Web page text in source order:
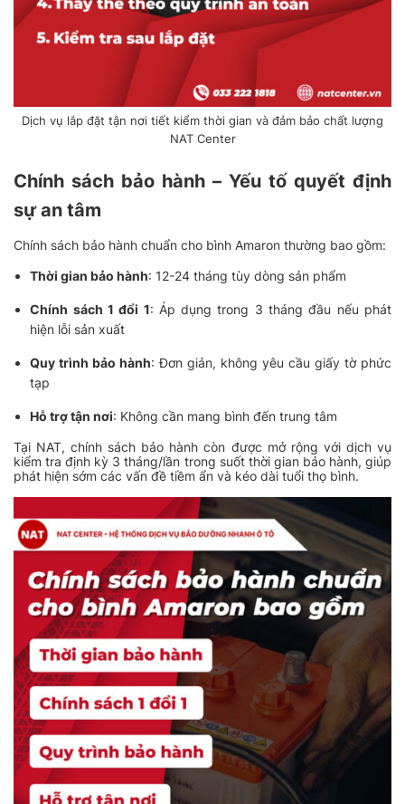
Dịch vụ lắp đặt tận nơi tiết kiểm thời gian và đảm bảo chất lượng
NAT Center
Chính sách bảo hành – Yếu tố quyết định
sự an tâm
Chính sách bảo hành chuẩn cho bình Amaron thường bao gồm:
Thời gian bảo hành: 12-24 tháng tùy dòng sản phẩm
Chính sách 1 đổi 1: Áp dụng trong 3 tháng đầu nếu phát
hiện lỗi sản xuất
Quy trình bảo hành: Đơn giản, không yêu cầu giấy tờ phức
tạp
Hỗ trợ tận nơi: Không cần mang bình đến trung tâm
Tại NAT, chính sách bảo hành còn được mở rộng với dịch vụ
kiểm tra định kỳ 3 tháng/lần trong suốt thời gian bảo hành, giúp
phát hiện sớm các vấn đề tiềm ẩn và kéo dài tuổi thọ bình.